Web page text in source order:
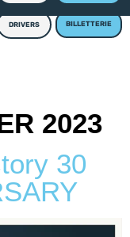
DRIVERS BILLETTERIE
2023
30